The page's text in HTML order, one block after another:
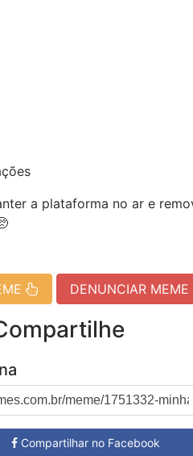
a plataforma no ar e
DENUNCIAR MEME
Compartilhar no Facebook